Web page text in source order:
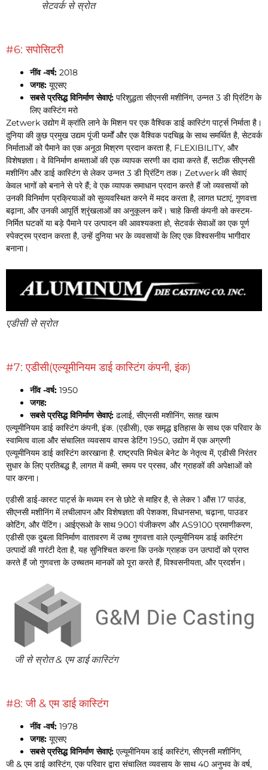
सेटवर्क से स्रोत
#6: सपोसिटरी
नींव -वर्ष: 2018
जगह: यूएसए
सबसे प्रसिद्ध विनिर्माण सेवाएं: परिशुद्धता सीएनसी मशीनिंग, उन्नत 3 डी प्रिंटिंग के
लिए कास्टिंग मरो
Zetwerk उद्योग में क्रांति लाने के मिशन पर एक वैश्विक डाई कास्टिंग पार्ट्स निर्माता है।
दुनिया की कुछ प्रमुख उद्यम पूंजी फर्मों और एक वैश्विक पदचिह्न के साथ समर्थित है, सेटवर्क
निर्माताओं को पैमाने का एक अनूठा मिश्रण प्रदान करता है, FLEXIBILITY, और
विशेषज्ञता। वे विनिर्माण क्षमताओं की एक व्यापक सरणी का दावा करते हैं, सटीक सीएनसी
मशीनिंग और डाई कास्टिंग से लेकर उन्नत 3 डी प्रिंटिंग तक। Zetwerk की सेवाएं
केवल भागों को बनाने से परे हैं; वे एक व्यापक समाधान प्रदान करते हैं जो व्यवसायों को
उनकी विनिर्माण प्रक्रियाओं को सुव्यवस्थित करने में मदद करता है, लागत घटाएं, गुणवत्ता
बढ़ाना, और उनकी आपूर्ति श्रृंखलाओं का अनुकूलन करें। चाहे किसी कंपनी को कस्टम-
निर्मित घटकों या बड़े पैमाने पर उत्पादन की आवश्यकता हो, सेटवर्क सेवाओं का एक पूर्ण
स्पेक्ट्रम प्रदान करता है, उन्हें दुनिया भर के व्यवसायों के लिए एक विश्वसनीय भागीदार
बनाना।
एडीसी से स्रोत
#7: एडीसी(एल्यूमीनियम डाई कास्टिंग कंपनी, इंक)
नींव -वर्ष: 1950
जगह:
सबसे प्रसिद्ध विनिर्माण सेवाएं: ढलाई, सीएनसी मशीनिंग, सतह खत्म
एल्यूमीनियम डाई कास्टिंग कंपनी, इंक. (एडीसी), एक समृद्ध इतिहास के साथ एक परिवार के
स्वामित्व वाला और संचालित व्यवसाय वापस डेटिंग 1950, उद्योग में एक अग्रणी
एल्यूमीनियम डाई कास्टिंग कारखाना है. राष्ट्रपति मिचेल बेनेट के नेतृत्व में, एडीसी निरंतर
सुधार के लिए प्रतिबद्ध है, लागत में कमी, समय पर प्रसव, और ग्राहकों की अपेक्षाओं को
पार करना।
एडीसी डाई-कास्ट पार्ट्स के मध्यम रन से छोटे से माहिर है, से लेकर 1 औंस 17 पाउंड,
सीएनसी मशीनिंग में लचीलापन और विशेषज्ञता की पेशकश, विधानसभा, चढ़ाना, पाउडर
कोटिंग, और पेंटिंग। आईएसओ के साथ 9001 पंजीकरण और AS9100 प्रमाणीकरण,
एडीसी एक दुबला विनिर्माण वातावरण में उच्च गुणवत्ता वाले एल्यूमीनियम डाई कास्टिंग
उत्पादों की गारंटी देता है, यह सुनिश्चित करना कि उनके ग्राहक उन उत्पादों को प्राप्त
करते हैं जो गुणवत्ता के उच्चतम मानकों को पूरा करते हैं, विश्वसनीयता, और प्रदर्शन।
जी से स्रोत & एम डाई कास्टिंग
#8: जी & एम डाई कास्टिंग
नींव -वर्ष: 1978
जगह: यूएसए
सबसे प्रसिद्ध विनिर्माण सेवाएं: एल्यूमीनियम डाई कास्टिंग, सीएनसी मशीनिंग,
जी & एम डाई कास्टिंग, एक परिवार द्वारा संचालित व्यवसाय के साथ 40 अनुभव के वर्ष,